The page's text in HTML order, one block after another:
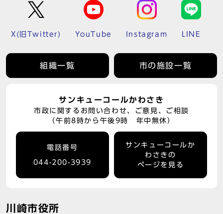
X(旧Twitter) YouTube Instagram LINE
組織一覧 市の施設一覧
サンキューコールかわさき
市政に関するお問い合わせ、ご意見、ご相談
（午前8時から午後9時 年中無休）
電話番号
044-200-3939
サンキューコールか
わさきの
ページを見る
川崎市役所